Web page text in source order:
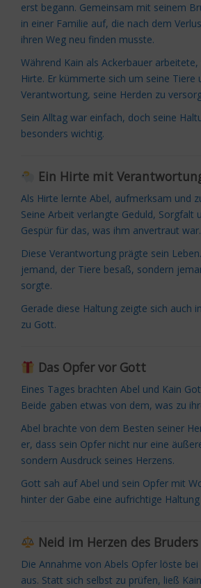
erst begann. Gemeinsam mit seinem
in einer Familie auf, die nach dem
ihren Weg neu finden musste.
Während Kain als Ackerbauer
Hirte. Er kümmerte sich um seine Tiere
Verantwortung, seine Herden zu
Sein Alltag war einfach, doch seine
besonders wichtig.
Ein Hirte mit
Als Hirte lernte Abel, aufmerksam und
Seine Arbeit verlangte Geduld, Sorgfalt
Gespür für das, was ihm anvertraut war.
Diese Verantwortung prägte sein
jemand, der Tiere besaß, sondern
sorgte.
Gerade diese Haltung zeigte sich auch
zu Gott.
Das Opfer vor Gott
Eines Tages brachten Abel und Kain
Beide gaben etwas von dem, was zu
Abel brachte von dem Besten seiner
er, dass sein Opfer nicht nur eine
sondern Ausdruck seines Herzens.
Gott sah auf Abel und sein Opfer mit
hinter der Gabe eine aufrichtige
Neid im Herzen des Bruders
Die Annahme von Abels Opfer löste
aus. Statt sich selbst zu prüfen, ließ